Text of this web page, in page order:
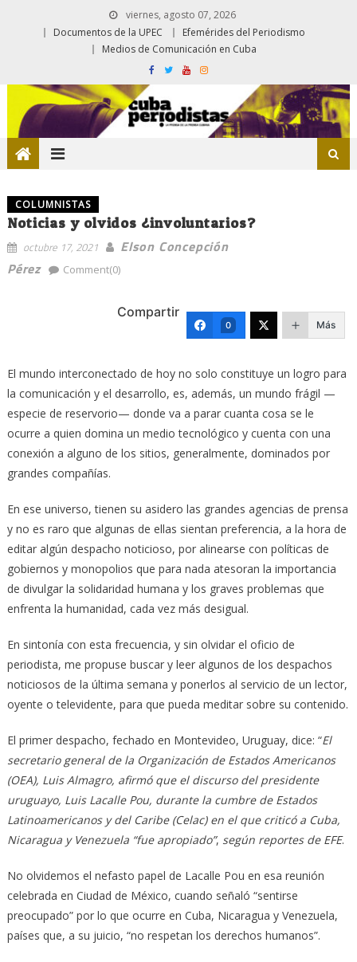
viernes, agosto 07, 2026
Documentos de la UPEC
Efemérides del Periodismo
Medios de Comunicación en Cuba
COLUMNISTAS
Noticias y olvidos ¿involuntarios?
octubre 17, 2021
Elson Concepción
Pérez
Comment(0)
Compartir
0 Más
El mundo interconectado de hoy no solo constituye un logro para
la comunicación y el desarrollo, es, además, un mundo frágil —
especie de reservorio— donde va a parar cuanta cosa se le
ocurre a quien domina un medio tecnológico y cuenta con una
conexión a alguno de los sitios, generalmente, dominados por
grandes compañías.
En ese universo, tienen su asidero las grandes agencias de prensa
y no es raro que algunas de ellas sientan preferencia, a la hora de
editar algún despacho noticioso, por alinearse con políticas de
gobiernos y monopolios que para nada atesoran la importancia
de divulgar la solidaridad humana y los graves problemas que
enfrenta la humanidad, cada vez más desigual.
En sintonía con esta frecuencia, y sin olvidar el oficio de
periodista, me propuse buscar y leer algunos de los despachos
noticiosos de la última semana y ponerlos al servicio de un lector,
oyente o televidente, para que pueda meditar sobre su contenido.
El primer despacho, fechado en Montevideo, Uruguay, dice: “El
secretario general de la Organización de Estados Americanos
(OEA), Luis Almagro, afirmó que el discurso del presidente
uruguayo, Luis Lacalle Pou, durante la cumbre de Estados
Latinoamericanos y del Caribe (Celac) en el que criticó a Cuba,
Nicaragua y Venezuela “fue apropiado”, según reportes de EFE.
No olvidemos el nefasto papel de Lacalle Pou en esa reunión
celebrada en Ciudad de México, cuando señaló “sentirse
preocupado” por lo que ocurre en Cuba, Nicaragua y Venezuela,
países que, a su juicio, “no respetan los derechos humanos”.